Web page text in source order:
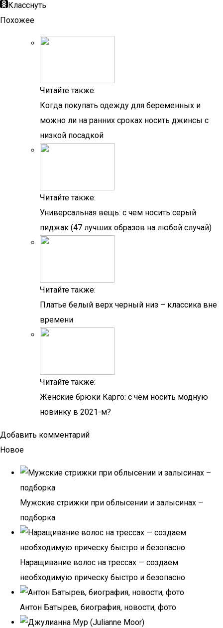
Класснуть
Похожее
Читайте также:
Когда покупать одежду для беременных и
можно ли на ранних сроках носить джинсы с
низкой посадкой
Читайте также:
Универсальная вещь: с чем носить серый
пиджак (47 лучших образов на любой случай)
Читайте также:
Платье белый верх черный низ – классика вне
времени
Читайте также:
Женские брюки Карго: с чем носить модную
новинку в 2021-м?
Добавить комментарий
Новое
Мужские стрижки при облысении и залысинах –
подборка
Наращивание волос на трессах — создаем
необходимую прическу быстро и безопасно
Антон Батырев, биография, новости, фото